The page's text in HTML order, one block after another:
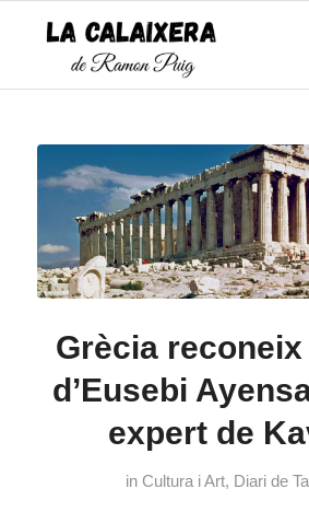
Grècia
d’Eusebi
expert de
in Cultura i Art, Diari de